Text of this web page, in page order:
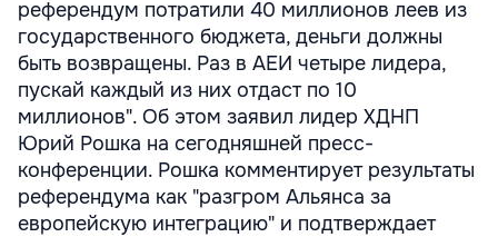
референдум потратили 40 миллионов леев из
государственного бюджета, деньги должны
быть возвращены. Раз в АЕИ четыре лидера,
пускай каждый из них отдаст по 10
миллионов". Об этом заявил лидер ХДНП
Юрий Рошка на сегодняшней пресс-
конференции. Рошка комментирует результаты
референдума как "разгром Альянса за
европейскую интеграцию" и подтверждает